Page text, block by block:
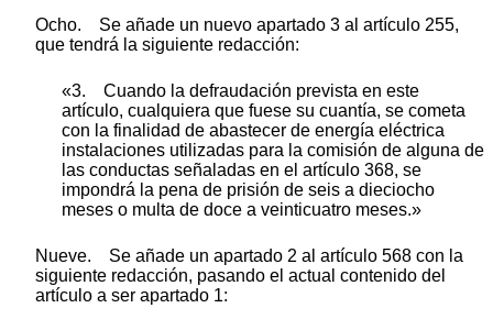
Ocho. Se añade un nuevo apartado 3 al artículo 255,
que tendrá la siguiente redacción:
«3. Cuando la defraudación prevista en este
artículo, cualquiera que fuese su cuantía, se cometa
con la finalidad de abastecer de energía eléctrica
instalaciones utilizadas para la comisión de alguna de
las conductas señaladas en el artículo 368, se
impondrá la pena de prisión de seis a dieciocho
meses o multa de doce a veinticuatro meses.»
Nueve. Se añade un apartado 2 al artículo 568 con la
siguiente redacción, pasando el actual contenido del
artículo a ser apartado 1: